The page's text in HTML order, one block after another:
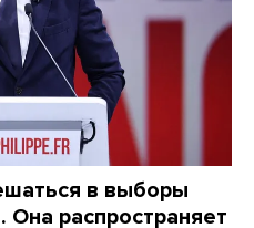
в выборы
распространяет